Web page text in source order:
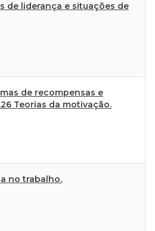
de liderança e situações de
de recompensas e
Teorias da motivação.
no trabalho.